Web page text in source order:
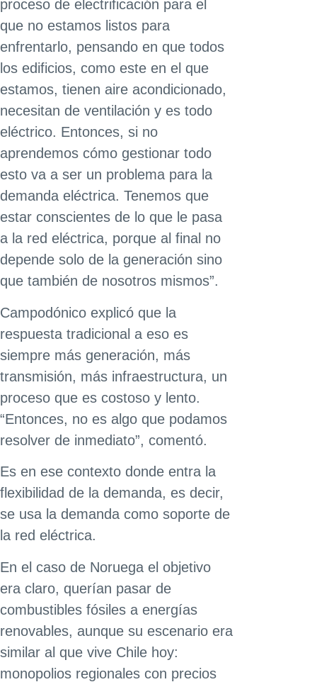
proceso de electrificación para el
que no estamos listos para
enfrentarlo, pensando en que todos
los edificios, como este en el que
estamos, tienen aire acondicionado,
necesitan de ventilación y es todo
eléctrico. Entonces, si no
aprendemos cómo gestionar todo
esto va a ser un problema para la
demanda eléctrica. Tenemos que
estar conscientes de lo que le pasa
a la red eléctrica, porque al final no
depende solo de la generación sino
que también de nosotros mismos”.
Campodónico explicó que la
respuesta tradicional a eso es
siempre más generación, más
transmisión, más infraestructura, un
proceso que es costoso y lento.
“Entonces, no es algo que podamos
resolver de inmediato”, comentó.
Es en ese contexto donde entra la
flexibilidad de la demanda, es decir,
se usa la demanda como soporte de
la red eléctrica.
En el caso de Noruega el objetivo
era claro, querían pasar de
combustibles fósiles a energías
renovables, aunque su escenario era
similar al que vive Chile hoy:
monopolios regionales con precios